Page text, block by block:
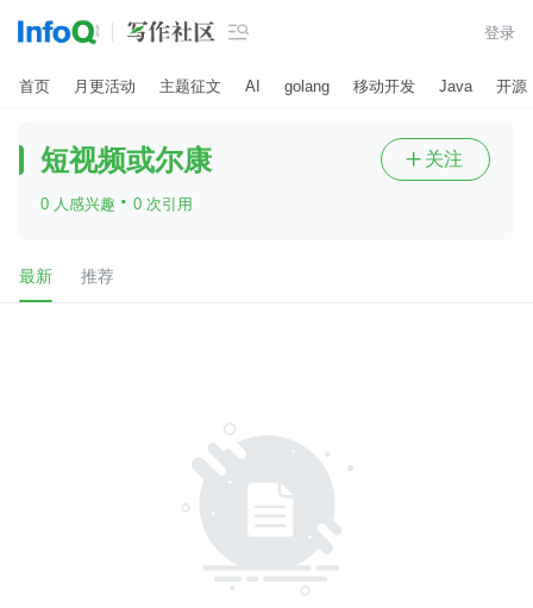
 登录
首页 月更活动 主题征文 AI golang 移动开发 Java 开源
短视频或尔康
0 人感兴趣 · 0 次引用
 关注
最新 推荐